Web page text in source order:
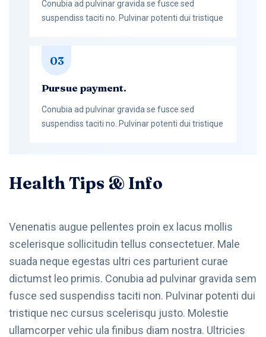
Conubia ad pulvinar gravida se fusce sed
suspendiss taciti no. Pulvinar potenti dui tristique
03
Pursue payment.
Conubia ad pulvinar gravida se fusce sed
suspendiss taciti no. Pulvinar potenti dui tristique
Health Tips & Info
Venenatis augue pellentes proin ex lacus mollis
scelerisque sollicitudin tellus consectetuer. Male
suada neque egestas ultri ces parturient curae
dictumst leo primis. Conubia ad pulvinar gravida sem
fusce sed suspendiss taciti non. Pulvinar potenti dui
tristique nec cursus scelerisqu justo. Molestie
ullamcorper vehic ula finibus diam nostra. Ultricies